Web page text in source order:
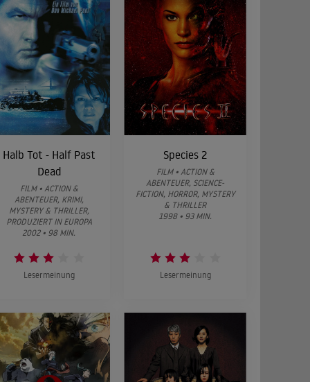
Halb Tot - Half Past
Dead
FILM • ACTION &
ABENTEUER, KRIMI,
MYSTERY & THRILLER,
PRODUZIERT IN EUROPA
2002 • 98 MIN.
Lesermeinung
Species 2
FILM • ACTION &
ABENTEUER, SCIENCE-
FICTION, HORROR, MYSTERY
& THRILLER
1998 • 93 MIN.
Lesermeinung